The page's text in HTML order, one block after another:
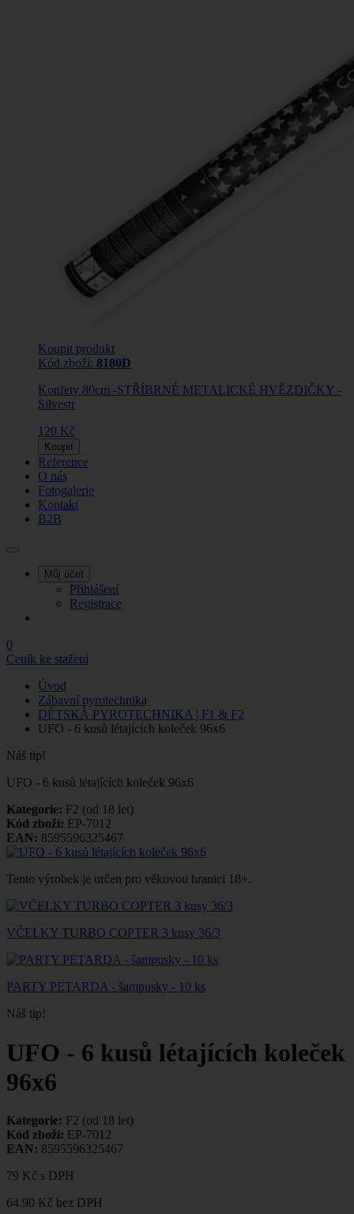
Koupit produkt
Kód zboží: 8180D
Konfety 80cm -STŘÍBRNÉ METALICKÉ HVĚZDIČKY -
Silvestr
120 Kč
Koupit
Reference
O nás
Fotogalerie
Kontakt
B2B
Můj účet
Přihlášení
Registrace
0
Ceník ke stažení
Úvod
Zábavní pyrotechnika
DĚTSKÁ PYROTECHNIKA | F1 & F2
UFO - 6 kusů létajících koleček 96x6
Náš tip!
UFO - 6 kusů létajících koleček 96x6
Kategorie: F2 (od 18 let)
Kód zboží: EP-7012
EAN: 8595596325467
Tento výrobek je určen pro věkovou hranici 18+.
VČELKY TURBO COPTER 3 kusy 36/3
PARTY PETARDA - šampusky - 10 ks
Náš tip!
UFO - 6 kusů létajících koleček
96x6
Kategorie: F2 (od 18 let)
Kód zboží: EP-7012
EAN: 8595596325467
79 Kč s DPH
64.90 Kč bez DPH